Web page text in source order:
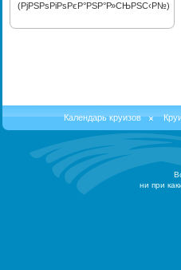
(РјРЅРѕРіРѕРєР°РЅР°Р»СЊРЅС‹Р№)
Календарь круизов
ни при